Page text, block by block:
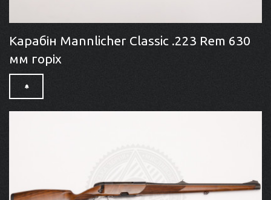
Карабін Mannlicher Classic .223 Rem 630
мм горіх